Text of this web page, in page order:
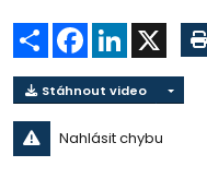
Sdílet Facebook
LinkedIn
Stáhnout video
Nahlásit chybu